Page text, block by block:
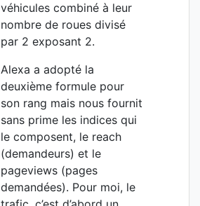
véhicules combiné à leur
nombre de roues divisé
par 2 exposant 2.
Alexa a adopté la
deuxième formule pour
son rang mais nous fournit
sans prime les indices qui
le composent, le reach
(demandeurs) et le
pageviews (pages
demandées). Pour moi, le